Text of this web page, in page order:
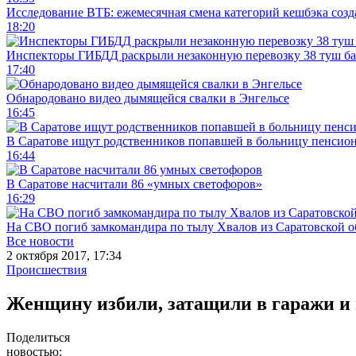
Исследование ВТБ: ежемесячная смена категорий кешбэка
18:20
Инспекторы ГИБДД раскрыли незаконную перевозку 38 туш
17:40
Обнародовано видео дымящейся свалки в Энгельсе
16:45
В Саратове ищут родственников попавшей в больницу
16:44
В Саратове насчитали 86 «умных светофоров»
16:29
На СВО погиб замкомандира по тылу Хвалов из Саратовской
Все новости
2 октября 2017, 17:34
Происшествия
Женщину избили, затащили в гаражи и
Поделиться
новостью: